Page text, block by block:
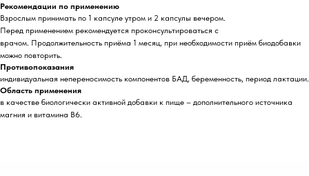
Рекомендации по применению
Взрослым принимать по 1 капсуле утром и 2 капсулы вечером.
Перед применением рекомендуется проконсультироваться с
врачом. Продолжительность приёма 1 месяц, при необходимости приём биодобавки
можно повторить.
Противопоказания
индивидуальная непереносимость компонентов БАД, беременность, период лактации.
Область применения
в качестве биологически активной добавки к пище – дополнительного источника
магния и витамина В6.